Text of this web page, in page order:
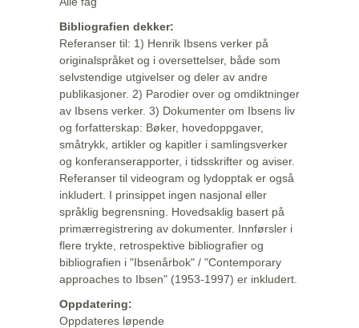
Bibliografien dekker:
Referanser til: 1) Henrik Ibsens verker på
originalspråket og i oversettelser, både som
selvstendige utgivelser og deler av andre
publikasjoner. 2) Parodier over og omdiktninger
av Ibsens verker. 3) Dokumenter om Ibsens liv
og forfatterskap: Bøker, hovedoppgaver,
småtrykk, artikler og kapitler i samlingsverker
og konferanserapporter, i tidsskrifter og aviser.
Referanser til videogram og lydopptak er også
inkludert. I prinsippet ingen nasjonal eller
språklig begrensning. Hovedsaklig basert på
primærregistrering av dokumenter. Innførsler i
flere trykte, retrospektive bibliografier og
bibliografien i "Ibsenårbok" / "Contemporary
approaches to Ibsen" (1953-1997) er inkludert.
Oppdatering:
Oppdateres løpende